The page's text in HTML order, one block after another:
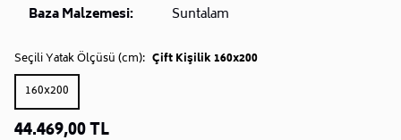
Baza Malzemesi:
Suntalam
Seçili Yatak Ölçüsü (cm): Çift Kişilik 160x200
160x200
44.469,00 TL